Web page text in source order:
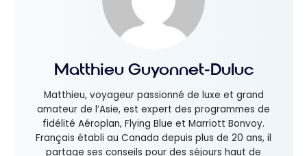
Matthieu Guyonnet-Duluc
Matthieu, voyageur passionné de luxe et grand
amateur de l’Asie, est expert des programmes de
fidélité Aéroplan, Flying Blue et Marriott Bonvoy.
Français établi au Canada depuis plus de 20 ans, il
partage ses conseils pour des séjours haut de